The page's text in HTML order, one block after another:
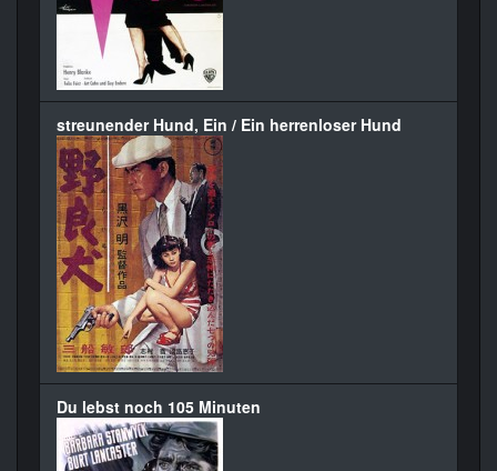
streunender Hund, Ein / Ein herrenloser Hund
Du lebst noch 105 Minuten